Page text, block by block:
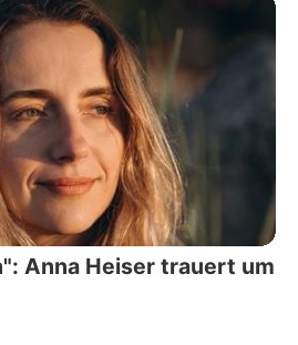
Anna Heiser trauert um